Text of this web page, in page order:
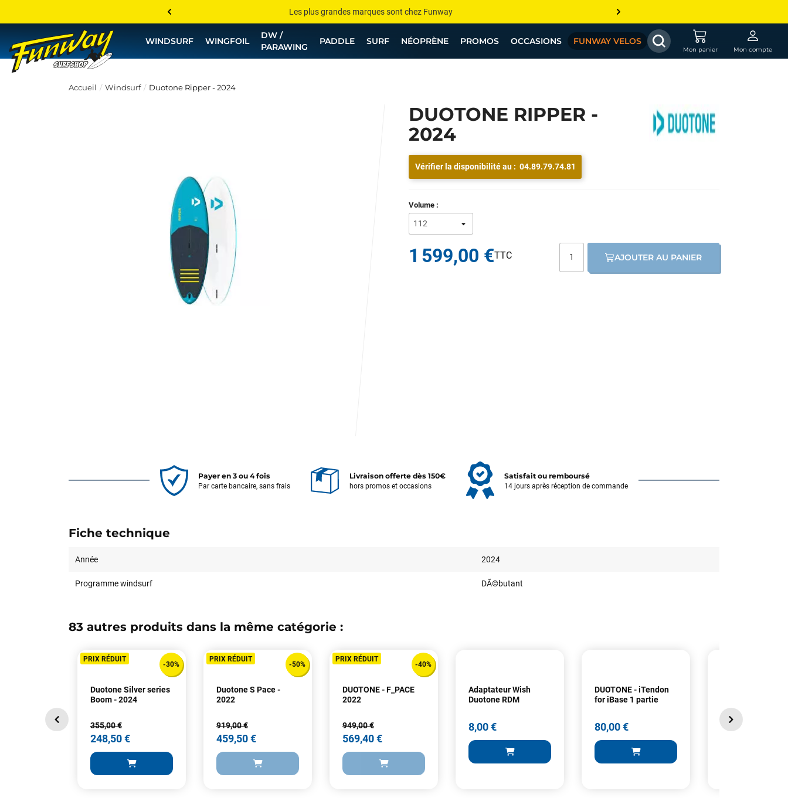
Les plus grandes marques sont chez Funway
Jusqu’à -75% de remise sur le windsurf, wingfoil, etc...
💰 Meilleur prix garanti — Moins cher ailleurs ? On s’aligne !
WINDSURF WINGFOIL
DW /
PARAWING
PADDLE SURF NÉOPRÈNE PROMOS OCCASIONS FUNWAY VELOS
Mon panier Mon compte
Accueil Windsurf Duotone Ripper - 2024
DUOTONE RIPPER -
2024
Vérifier la disponibilité au : 04.89.79.74.81
Volume :
1 599,00 € AJOUTER AU PANIER
Payer en 3 ou 4 fois
Par carte bancaire, sans frais
Livraison offerte dès 150€
hors promos et occasions
Satisfait ou remboursé
14 jours après réception de commande
Fiche technique
Année 2024
Programme windsurf DÃ©butant
83 autres produits dans la même catégorie :
PRIX RÉDUIT
-30%
Duotone Silver series
Boom - 2024
355,00 €
248,50 €
PRIX RÉDUIT
-50%
Duotone S Pace -
2022
919,00 €
459,50 €
PRIX RÉDUIT
-40%
DUOTONE - F_PACE
2022
949,00 €
569,40 €
Adaptateur Wish
Duotone RDM
8,00 €
DUOTONE - iTendon
for iBase 1 partie
80,00 €
parties
115,00 €
Découvrez quelques uns de vos
commentaires laissés sur Google
il y a un mois
validée, le magasin m’a appelé pour confirmer avec moi les
caractéristiques des équipements, me conseiller sur le matériel à choisir,
et m’a même offert du matériel en plus. Niveau réactivité, c’est au top :
la commande est partie le lendemain, et j’ai bien reçu tout le matériel
dans un colis propre et soigné. Plus qu’à tester ça sur l’eau ! Je